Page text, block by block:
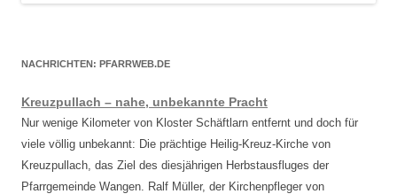
NACHRICHTEN: PFARRWEB.DE
Kreuzpullach – nahe, unbekannte Pracht
Nur wenige Kilometer von Kloster Schäftlarn entfernt und doch für
viele völlig unbekannt: Die prächtige Heilig-Kreuz-Kirche von
Kreuzpullach, das Ziel des diesjährigen Herbstausfluges der
Pfarrgemeinde Wangen. Ralf Müller, der Kirchenpfleger von